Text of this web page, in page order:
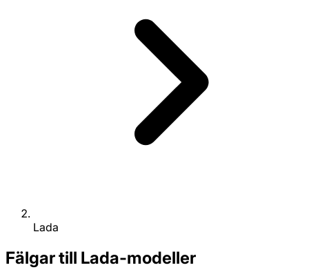
Lada
Fälgar till Lada-modeller